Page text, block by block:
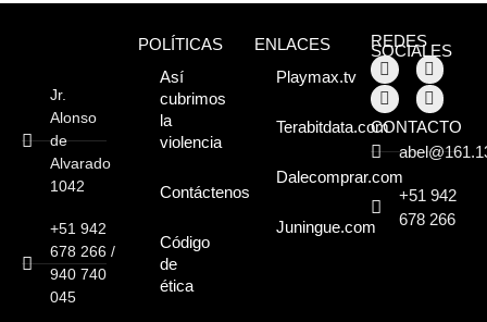
Jr.
Alonso
de
Alvarado
1042
+51 942
678 266 /
940 740
045
POLÍTICAS
Así
cubrimos
la
violencia
Contáctenos
Código
de
ética
ENLACES
Playmax.tv
Terabitdata.com
Dalecomprar.com
Juningue.com
REDES
SOCIALES
CONTACTO
+51 942
678 266